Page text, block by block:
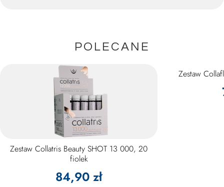
POLECANE
Zestaw Collatris Beauty SHOT 13 000, 20
fiolek
84,90 zł
Zestaw